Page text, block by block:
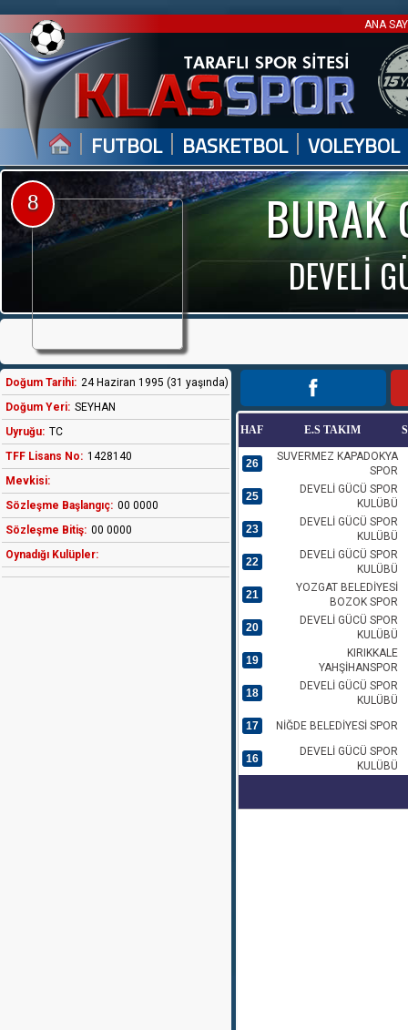
ANA
| FUTBOL | BASKETBOL | VOLEYBOL
BURAK
DEVELİ
8
Doğum Tarihi: 24 Haziran 1995 (31 yaşında)
Doğum Yeri: SEYHAN
Uyruğu: TC
TFF Lisans No: 1428140
Mevkisi:
Sözleşme Başlangıç: 00 0000
Sözleşme Bitiş: 00 0000
Oynadığı Kulüpler:
HAF E.S TAKIM
26
SUVERMEZ KAPADOKYA
SPOR
25
DEVELİ GÜCÜ SPOR
KULÜBÜ
23
DEVELİ GÜCÜ SPOR
KULÜBÜ
22
DEVELİ GÜCÜ SPOR
KULÜBÜ
21
YOZGAT BELEDİYESİ
BOZOK SPOR
20
DEVELİ GÜCÜ SPOR
KULÜBÜ
19
KIRIKKALE
YAHŞİHANSPOR
18
DEVELİ GÜCÜ SPOR
KULÜBÜ
17
NİĞDE BELEDİYESİ SPOR
16
DEVELİ GÜCÜ SPOR
KULÜBÜ